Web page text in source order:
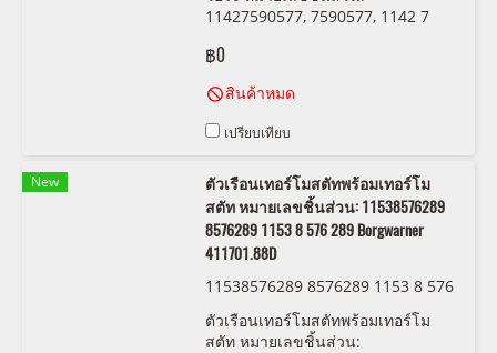
11427590577, 7590577, 1142 7
฿0
สินค้าหมด
เปรียบเทียบ
New
ตัวเรือนเทอร์โมสตัทพร้อมเทอร์โม
สตัท หมายเลขชิ้นส่วน: 11538576289
8576289 1153 8 576 289 Borgwarner
411701.88D
11538576289 8576289 1153 8 576
ตัวเรือนเทอร์โมสตัทพร้อมเทอร์โม
สตัท หมายเลขชิ้นส่วน: